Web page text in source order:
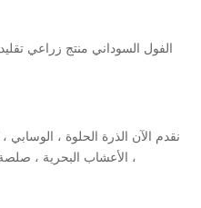
الفول السوداني منتج زراعي
نقدم الآن الذرة الحلوة ، الوسابي
، الأعشاب البحرية ،